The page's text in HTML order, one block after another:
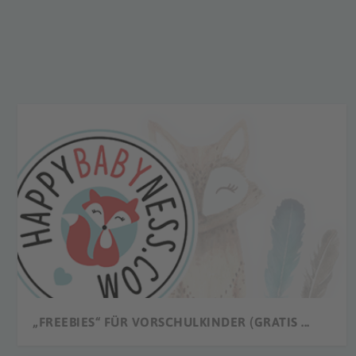
„FREEBIES“ FÜR VORSCHULKINDER (GRATIS ...